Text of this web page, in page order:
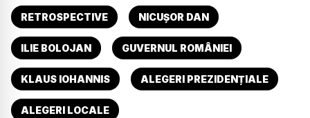
RETROSPECTIVE NICUȘOR DAN
ILIE BOLOJAN GUVERNUL ROMÂNIEI
KLAUS IOHANNIS ALEGERI PREZIDENȚIALE
ALEGERI LOCALE